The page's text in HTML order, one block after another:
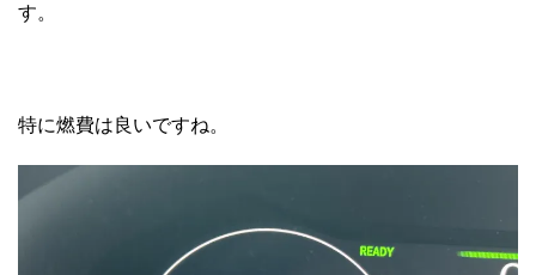
す。
特に燃費は良いですね。